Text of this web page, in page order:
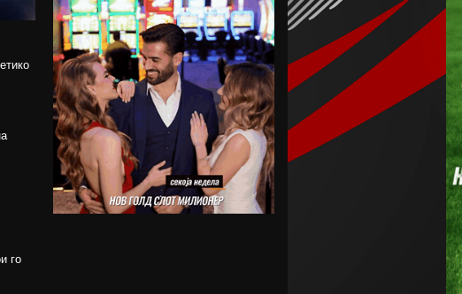
го
РБ Лајпциг го врати голманот
Ниланд
Блатер лобира за прва жена
на чело на ФИФА
Нотингем Форест го бара
Рејндерс како замена за
Андерсон